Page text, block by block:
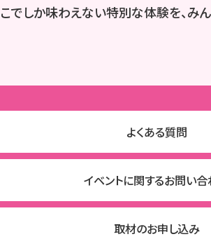
でしか味わえない特別な体験を、み
よくある質問
イベントに関するお問い
取材のお申し込み